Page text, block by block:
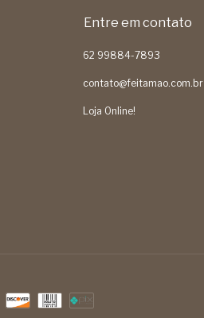
Entre em contato
62 99884-7893
contato@feitamao.com.br
Loja Online!